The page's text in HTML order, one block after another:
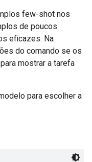
few-shot nos
de poucos
eficazes. Na
do comando se os
mostrar a tarefa
para escolher a